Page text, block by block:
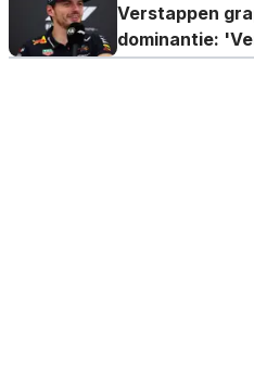
Verstappen
dominantie:
wel heel snel'